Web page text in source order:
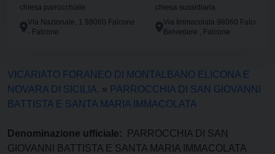
chiesa parrocchiale
Via Nazionale, 1 98060 Falcone
- Falcone
chiesa sussidiaria
Via Immacolata 98060 Falcone -
Belvedere , Falcone
VICARIATO FORANEO DI MONTALBANO ELICONA E
NOVARA DI SICILIA. » PARROCCHIA DI SAN GIOVANNI
BATTISTA E SANTA MARIA IMMACOLATA
Denominazione ufficiale:
PARROCCHIA DI SAN
GIOVANNI BATTISTA E SANTA MARIA IMMACOLATA